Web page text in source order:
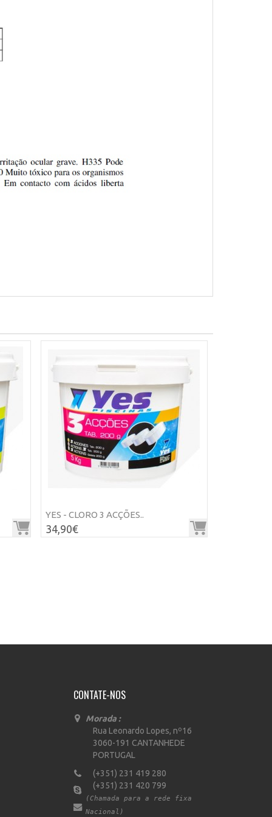
YES - CLORO 3 ACÇÕES..
34,90€
CONTATE-NOS
Morada :
Rua Leonardo Lopes, nº16
3060-191 CANTANHEDE
PORTUGAL
(+351) 231 419 280
(+351) 231 420 799
(Chamada para a rede fixa
Nacional)